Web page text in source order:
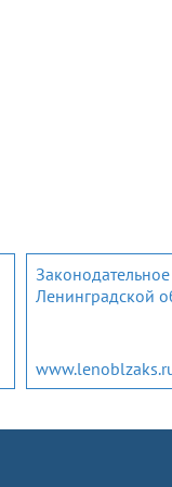
Ленинградской